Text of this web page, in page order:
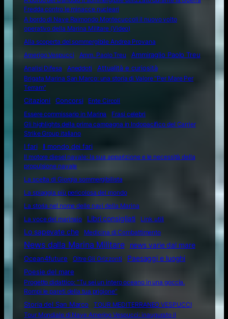
Fredda contro le minacce nucleari
A bordo di Nave Raimondo Montecuccoli il nuovo volto
operativo della Marina Militare (Video)
Alla scoperta del sommergibile Andrea Provana
Amerigo Vespucci
Amm. Paolo Treu
Ammiraglio Paolo Treu
Analisi Difesa
Aneddoti Attualità e curiosità
Brigata Marina San Marco: una storia di Valore "Per Mare Per
Terram"
Citazioni
Concorsi
Ente Circoli
Essere commissario in Marina
Frasi celebri
Gli highlights della prima campagna in Indopacifico del Carrier
Strike Group italiano
I fari
Il mondo dei fari
Il motore diesel navale: la sua apparizione e le necessità della
propulsione navale
La scelta di Giorgia sommergibilista
La spiaggia più pericolosa del mondo
La storia nel nome delle navi della Marina
La voce del marinaio
Libri consigliati Link utili
Lo sapevate che Medicina di Combattimento
News dalla Marina Militare
news varie dal mare
Ocean4future
Oltre Gli Orizzonti
Paesaggi e luoghi
Poesie del mare
Progetto didattico: “Tu sei un intero oceano in una goccia.
Rompi le pareti della tua prigione”
Storia del San Marco
TOUR MEDITERRANEO VESPUCCI
Tour Mondiale di Nave Amerigo Vespucci: inaugurato il